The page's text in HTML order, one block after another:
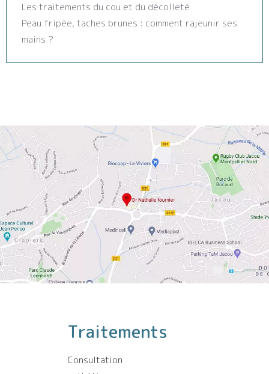
Les traitements du cou et du décolleté
Peau fripée, taches brunes : comment rajeunir ses
mains ?
Traitements
Consultation